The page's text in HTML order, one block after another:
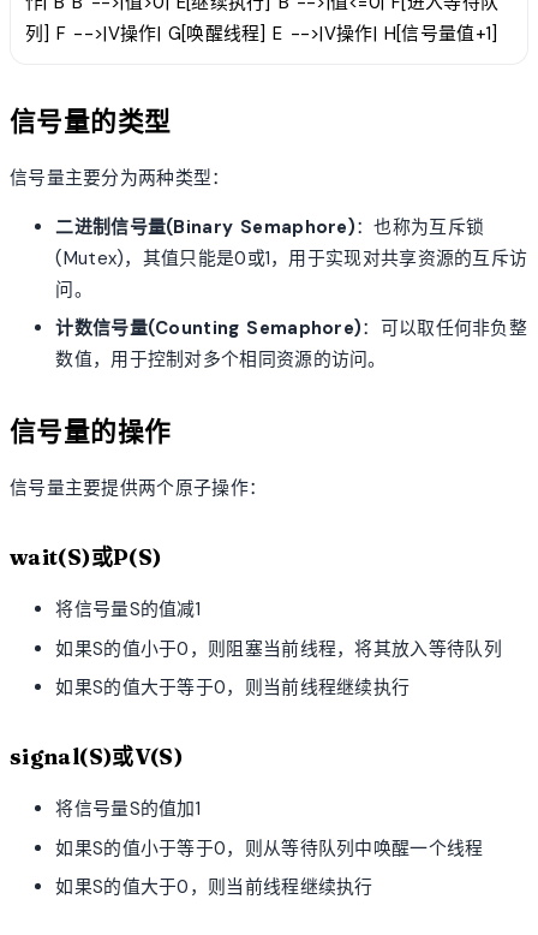
列] F -->|V操作| G[唤醒线程] E -->|V操作| H[信号量值+1]
信号量的类型
信号量主要分为两种类型：
二进制信号量(Binary Semaphore)：也称为互斥锁
(Mutex)，其值只能是0或1，用于实现对共享资源的互斥访
问。
计数信号量(Counting Semaphore)：可以取任何非负整
数值，用于控制对多个相同资源的访问。
信号量的操作
信号量主要提供两个原子操作：
wait(S)或P(S)
将信号量S的值减1
如果S的值小于0，则阻塞当前线程，将其放入等待队列
如果S的值大于等于0，则当前线程继续执行
signal(S)或V(S)
将信号量S的值加1
如果S的值小于等于0，则从等待队列中唤醒一个线程
如果S的值大于0，则当前线程继续执行